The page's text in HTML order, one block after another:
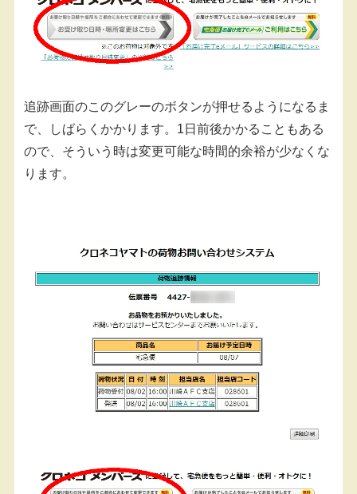
追跡画面のこのグレーのボタンが押せるようになるま
で、しばらくかかります。1日前後かかることもある
ので、そういう時は変更可能な時間的余裕が少なくな
ります。